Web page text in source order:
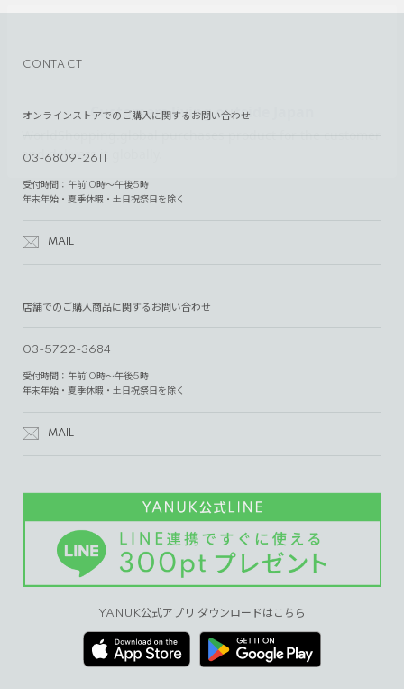
CONTACT
オンラインストアでのご購入に関するお問い合わせ
03-6809-2611
受付時間：午前10時～午後5時
年末年始・夏季休暇・土日祝祭日を除く
MAIL
店舗でのご購入商品に関するお問い合わせ
03-5722-3684
受付時間：午前10時～午後5時
年末年始・夏季休暇・土日祝祭日を除く
MAIL
YANUK公式アプリ ダウンロードはこちら